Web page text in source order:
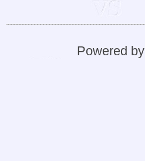
Powered by